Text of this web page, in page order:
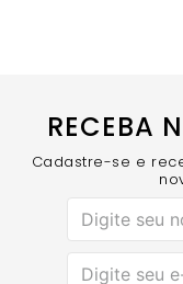
RECEBA
Cadastre-se e